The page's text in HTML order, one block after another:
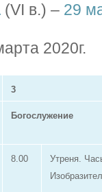
(VI в.) – 29
2020г.
3
Богослужение
8.00
Утреня.